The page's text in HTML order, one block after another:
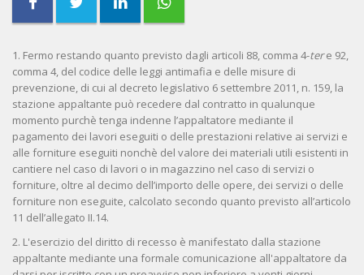
1. Fermo restando quanto previsto dagli articoli 88, comma 4-tere 92,
comma 4, del codice delle leggi antimafia e delle misure di
prevenzione, di cui al decreto legislativo 6 settembre 2011, n. 159, la
stazione appaltante può recedere dal contratto in qualunque
momento purchè tenga indenne l’appaltatore mediante il
pagamento dei lavori eseguiti o delle prestazioni relative ai servizi e
alle forniture eseguiti nonchè del valore dei materiali utili esistenti in
cantiere nel caso di lavori o in magazzino nel caso di servizi o
forniture, oltre al decimo dell’importo delle opere, dei servizi o delle
forniture non eseguite, calcolato secondo quanto previsto all’articolo
11 dell’allegato II.14.
2. L'esercizio del diritto di recesso è manifestato dalla stazione
appaltante mediante una formale comunicazione all'appaltatore da